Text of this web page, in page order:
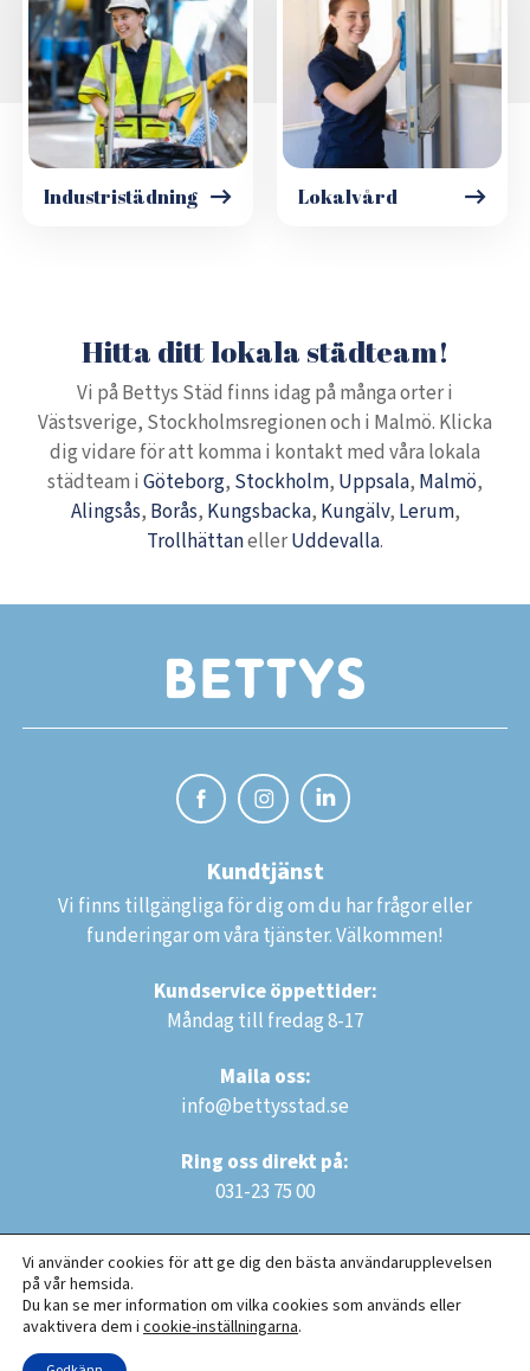
Industristädning Lokalvård
Hitta ditt lokala städteam!
Vi på Bettys Städ finns idag på många orter i
Västsverige, Stockholmsregionen och i Malmö. Klicka
dig vidare för att komma i kontakt med våra lokala
städteam i Göteborg, Stockholm, Uppsala, Malmö,
Alingsås, Borås, Kungsbacka, Kungälv, Lerum,
TrollhättanellerUddevalla.
Kundtjänst
Vi finns tillgängliga för dig om du har frågor eller
funderingar om våra tjänster. Välkommen!
Kundservice öppettider:
Måndag till fredag 8-17
Maila oss:
info@bettysstad.se
Ring oss direkt på:
031-23 75 00
Copyright © 2025 Bettys Städ AB. Alla rättigheter reserverade.
Vi använder cookies för att ge dig den bästa användarupplevelsen
på vår hemsida.
Du kan se mer information om vilka cookies som används eller
avaktivera dem i cookie-inställningarna.